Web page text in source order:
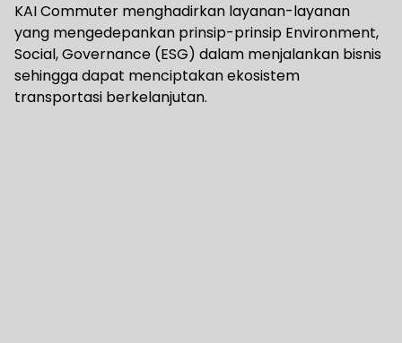
KAI Commuter menghadirkan layanan-layanan
yang mengedepankan prinsip-prinsip Environment,
Social, Governance (ESG) dalam menjalankan bisnis
sehingga dapat menciptakan ekosistem
transportasi berkelanjutan.